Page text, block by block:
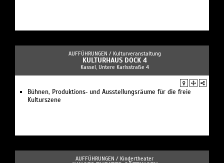
AUFFÜHRUNGEN / Kulturveranstaltung
KULTURHAUS DOCK 4
Kassel, Untere Karlsstraße 4
Bühnen, Produktions‐ und Ausstellungsräume für die freie
Kulturszene
AUFFÜHRUNGEN / Kindertheater